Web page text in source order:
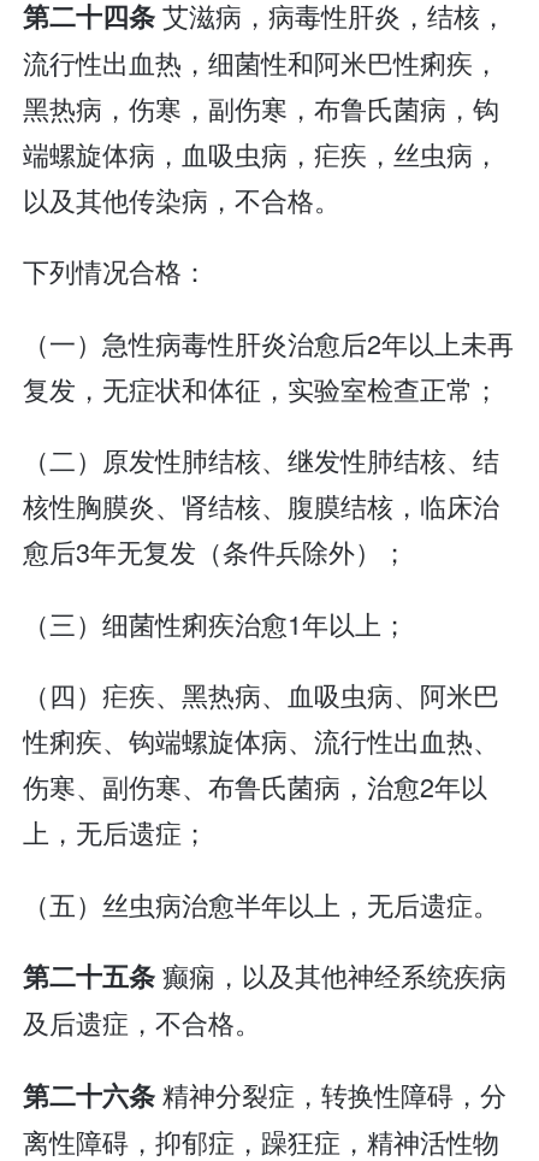
第二十四条艾滋病，病毒性肝炎，结核，
流行性出血热，细菌性和阿米巴性痢疾，
黑热病，伤寒，副伤寒，布鲁氏菌病，钩
端螺旋体病，血吸虫病，疟疾，丝虫病，
以及其他传染病，不合格。
下列情况合格：
（一）急性病毒性肝炎治愈后2年以上未再
复发，无症状和体征，实验室检查正常；
（二）原发性肺结核、继发性肺结核、结
核性胸膜炎、肾结核、腹膜结核，临床治
愈后3年无复发（条件兵除外）；
（三）细菌性痢疾治愈1年以上；
（四）疟疾、黑热病、血吸虫病、阿米巴
性痢疾、钩端螺旋体病、流行性出血热、
伤寒、副伤寒、布鲁氏菌病，治愈2年以
上，无后遗症；
（五）丝虫病治愈半年以上，无后遗症。
第二十五条癫痫，以及其他神经系统疾病
及后遗症，不合格。
第二十六条精神分裂症，转换性障碍，分
离性障碍，抑郁症，躁狂症，精神活性物